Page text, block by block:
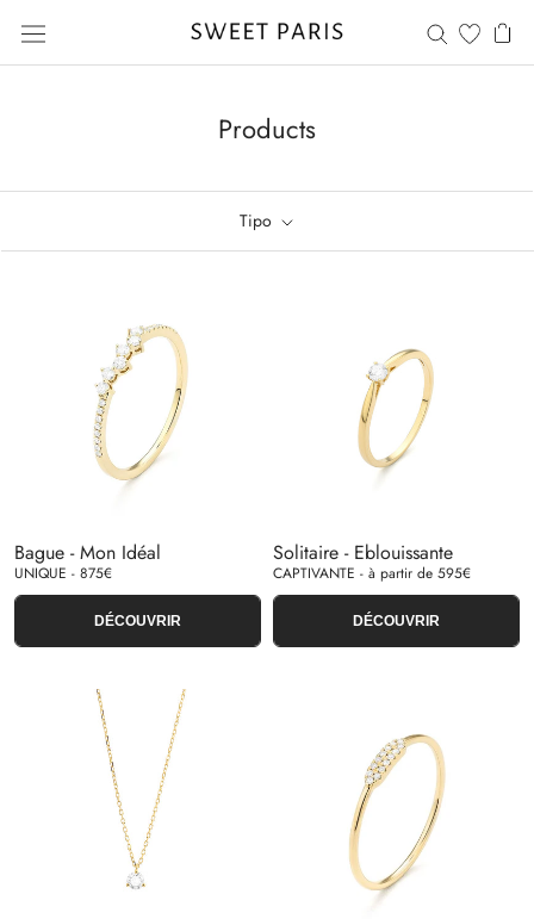
contenido
Products
Tipo
Bague - Mon Idéal
UNIQUE - 875€
DÉCOUVRIR
Solitaire - Eblouissante
CAPTIVANTE - à partir de 595€
DÉCOUVRIR